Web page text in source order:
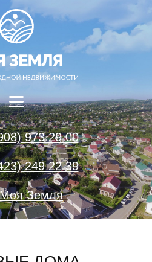
973 29 00
249 22 39
Моя Земля